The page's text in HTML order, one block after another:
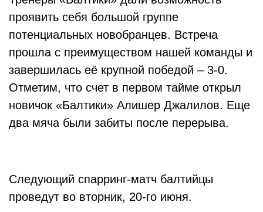
проявить себя большой группе
потенциальных новобранцев. Встреча
прошла с преимуществом нашей команды и
завершилась её крупной победой – 3-0.
Отметим, что счет в первом тайме открыл
новичок «Балтики» Алишер Джалилов. Еще
два мяча были забиты после перерыва.
Следующий спарринг-матч балтийцы
проведут во вторник, 20-го июня.